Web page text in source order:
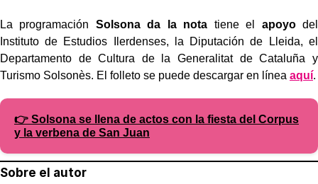
La programación Solsona da la nota tiene el apoyo del
Instituto de Estudios Ilerdenses, la Diputación de Lleida, el
Departamento de Cultura de la Generalitat de Cataluña y
Turismo Solsonès. El folleto se puede descargar en línea aquí.
👉 Solsona se llena de actos con la fiesta del Corpus
y la verbena de San Juan
Sobre el autor